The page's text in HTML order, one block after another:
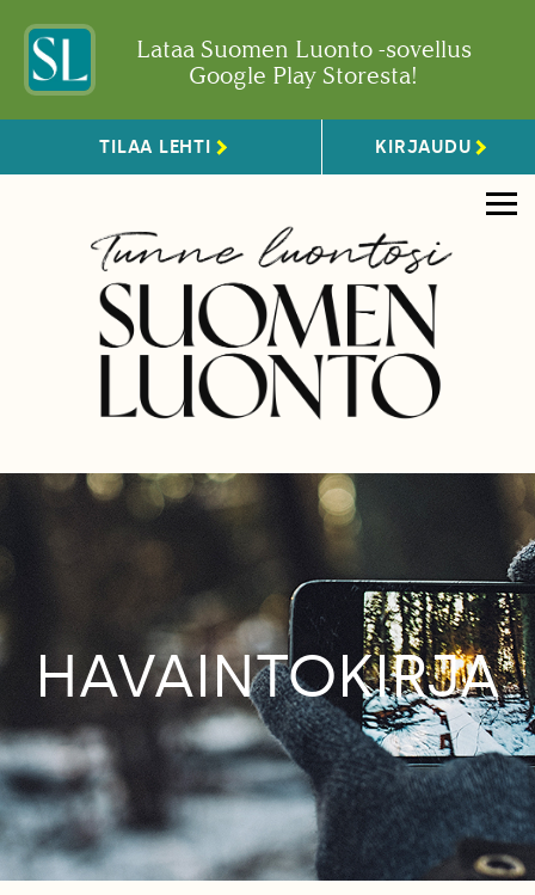
Lataa Suomen Luonto -sovellus
Google Play Storesta!
TILAA LEHTI KIRJAUDU
HAVAINTOKIRJA